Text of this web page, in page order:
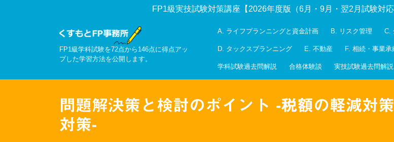
FP1級実技試験対策講座【2026年度版（6月・9月・翌2月試験対応
FP1級学科試験を72点から146点に得点アッ
プした学習方法を公開します。
A. ライフプランニングと資金計画 B. リスク管理 C.
D. タックスプランニング E. 不動産 F. 相続・事業承
学科試験過去問解説 合格体験談 実技試験過去問解説
問題解決策と検討のポイント -税額の軽減対
対策-